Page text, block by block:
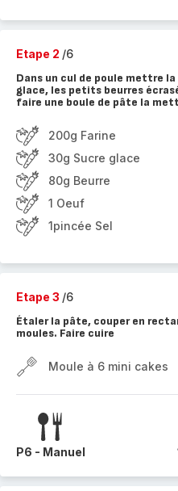
Etape 2 /6
Dans un cul de poule mettre
glace, les petits beurres
faire une boule de pâte la
200g Farine
30g Sucre glace
80g Beurre
1 Oeuf
1pincée Sel
Etape 3 /6
Étaler la pâte, couper en
moules. Faire cuire
Moule à 6 mini cakes
P6 - Manuel